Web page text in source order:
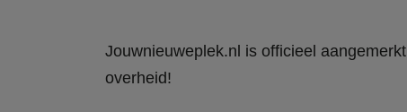
Jouwnieuweplek.nl is officieel
overheid!